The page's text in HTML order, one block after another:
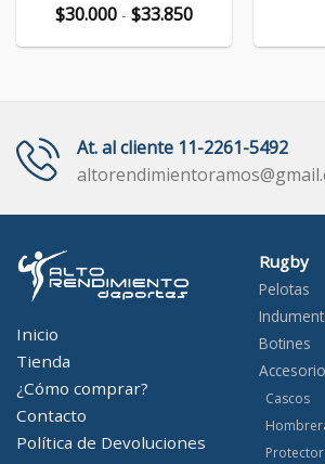
$30.000 - $33.850Rango
precios:
$33.850
At. al cliente 11-2261-5492
Inicio
Tienda
¿Cómo comprar?
Contacto
Política de Devoluciones
Rugby
Pelotas
Botines
Cascos